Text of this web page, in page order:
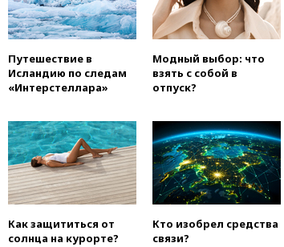
вчера, 18:39Два человека
погибли в результате удара
ВСУ по многоэтажке в Керчи
вчера, 18:25Беспилотник
атаковал турецкий сухогруз у
побережья Новороссийска
Китая и России вырос в этом
году более чем на четверть
вчера, 17:55Мужчина получил
ранения при атаке дрона на
Белгородскую область
вчера, 17:48 Bloomberg:
авиакомпании США обязали
Путешествие в
Исландию по следам
«Интерстеллара»
Модный выбор: что
взять с собой в
отпуск?
Как защититься от
солнца на курорте?
Кто изобрел средства
связи?